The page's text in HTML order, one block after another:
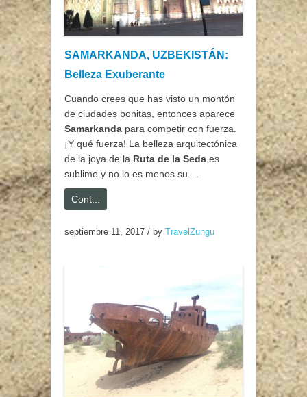
SAMARKANDA, UZBEKISTÁN:
Belleza Exuberante
Cuando crees que has visto un montón
de ciudades bonitas, entonces aparece
Samarkanda para competir con fuerza.
¡Y qué fuerza! La belleza arquitectónica
de la joya de la Ruta de la Seda es
sublime y no lo es menos su ...
Cont...
septiembre 11, 2017 / by TravelZungu